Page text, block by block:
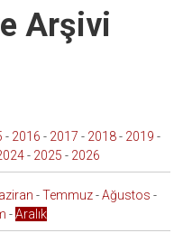
Arşivi
- 2016 - 2017 - 2018- 2019 -
- 2025 - 2026
-Temmuz-Ağustos -
-Aralık